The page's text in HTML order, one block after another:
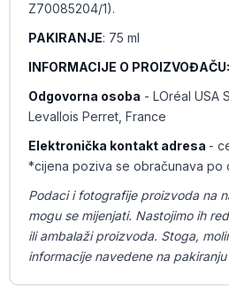
Z70085204/1).
PAKIRANJE: 75 ml
INFORMACIJE O PROIZVOĐAČU:
Odgovorna osoba - LOréal USA
Levallois Perret, France
Elektronička kontakt adresa -
*cijena poziva se obračunava
Podaci i fotografije proizvoda na
mogu se mijenjati. Nastojimo ih
ili ambalaži proizvoda. Stoga,
informacije navedene na